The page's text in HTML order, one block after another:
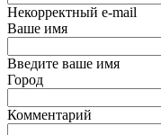
Некорректный e-mail
Ваше имя
Введите ваше имя
Город
Комментарий